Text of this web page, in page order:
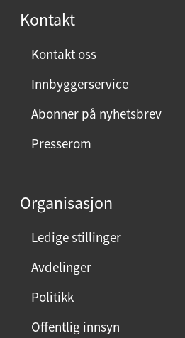
Kontakt
Kontakt oss
Innbyggerservice
Abonner på nyhetsbrev
Presserom
Organisasjon
Ledige stillinger
Avdelinger
Politikk
Offentlig innsyn